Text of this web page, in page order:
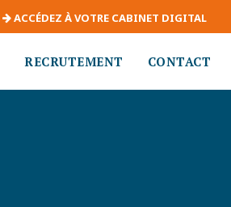
ACCÉDEZ À VOTRE CABINET DIGITAL
RECRUTEMENT CONTACT